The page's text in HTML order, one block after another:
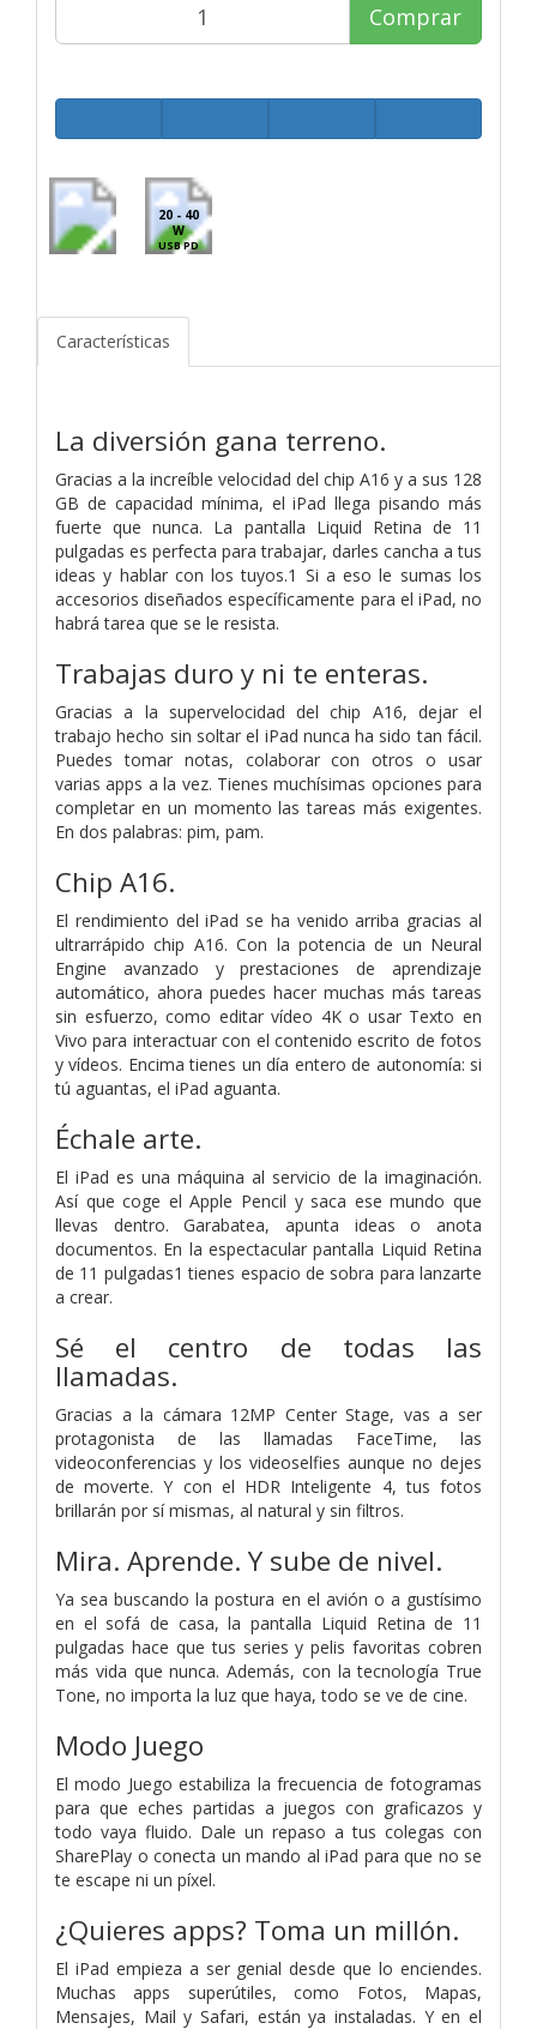
Comprar
20 - 40
W
USB PD
Características
La diversión gana terreno.
Gracias a la increíble velocidad del chip A16 y a sus 128
GB de capacidad mínima, el iPad llega pisando más
fuerte que nunca. La pantalla Liquid Retina de 11
pulgadas es perfecta para trabajar, darles cancha a tus
ideas y hablar con los tuyos.1 Si a eso le sumas los
accesorios diseñados específicamente para el iPad, no
habrá tarea que se le resista.
Trabajas duro y ni te enteras.
Gracias a la supervelocidad del chip A16, dejar el
trabajo hecho sin soltar el iPad nunca ha sido tan fácil.
Puedes tomar notas, colaborar con otros o usar
varias apps a la vez. Tienes muchísimas opciones para
completar en un momento las tareas más exigentes.
En dos palabras: pim, pam.
Chip A16.
El rendi­miento del iPad se ha venido arriba gracias al
ultrarrápido chip A16. Con la potencia de un Neural
Engine avanzado y prestaciones de aprendizaje
automático, ahora puedes hacer muchas más tareas
sin esfuerzo, como editar vídeo 4K o usar Texto en
Vivo para interactuar con el contenido escrito de fotos
y vídeos. Encima tienes un día entero de autonomía: si
tú aguantas, el iPad aguanta.
Échale arte.
El iPad es una máquina al servicio de la imaginación.
Así que coge el Apple Pencil y saca ese mundo que
llevas dentro. Garabatea, apunta ideas o anota
documentos. En la espectacular pantalla Liquid Retina
de 11 pulgadas1 tienes espacio de sobra para lanzarte
a crear.
Sé el centro de todas las
llamadas.
Gracias a la cámara 12MP Center Stage, vas a ser
protagonista de las llamadas FaceTime, las
videoconferencias y los videoselfies aunque no dejes
de moverte. Y con el HDR Inteligente 4, tus fotos
brillarán por sí mismas, al natural y sin filtros.
Mira. Aprende. Y sube de nivel.
Ya sea buscando la postura en el avión o a gustísimo
en el sofá de casa, la pantalla Liquid Retina de 11
pulgadas hace que tus series y pelis favoritas cobren
más vida que nunca. Además, con la tecnología True
Tone, no importa la luz que haya, todo se ve de cine.
Modo Juego
El modo Juego estabiliza la frecuencia de fotogramas
para que eches partidas a juegos con graficazos y
todo vaya fluido. Dale un repaso a tus colegas con
SharePlay o conecta un mando al iPad para que no se
te escape ni un píxel.
¿Quieres apps? Toma un millón.
El iPad empieza a ser genial desde que lo enciendes.
Muchas apps superútiles, como Fotos, Mapas,
Mensajes, Mail y Safari, están ya instaladas. Y en el